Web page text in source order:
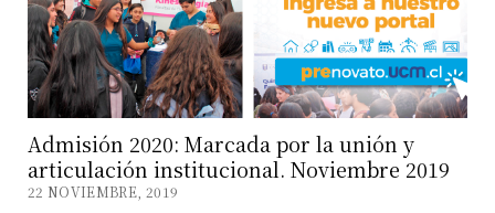
Admisión 2020: Marcada por la unión y
articulación institucional. Noviembre 2019
22 NOVIEMBRE, 2019